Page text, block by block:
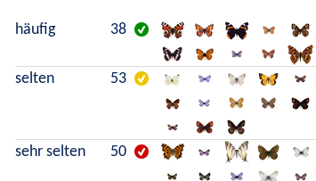
häufig 38
selten 53
sehr selten 50